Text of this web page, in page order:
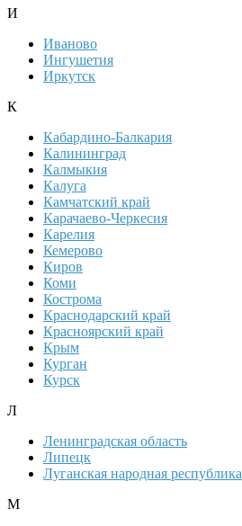
И
Иваново
Ингушетия
Иркутск
К
Кабардино-Балкария
Калининград
Калмыкия
Калуга
Камчатский край
Карачаево-Черкесия
Карелия
Кемерово
Киров
Коми
Кострома
Краснодарский край
Красноярский край
Крым
Курган
Курск
Л
Ленинградская область
Липецк
Луганская народная республика
М